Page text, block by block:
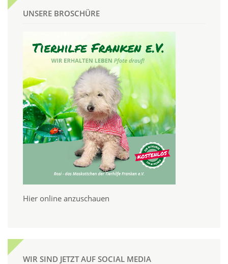
UNSERE BROSCHÜRE
Hier online anzuschauen
WIR SIND JETZT AUF SOCIAL MEDIA